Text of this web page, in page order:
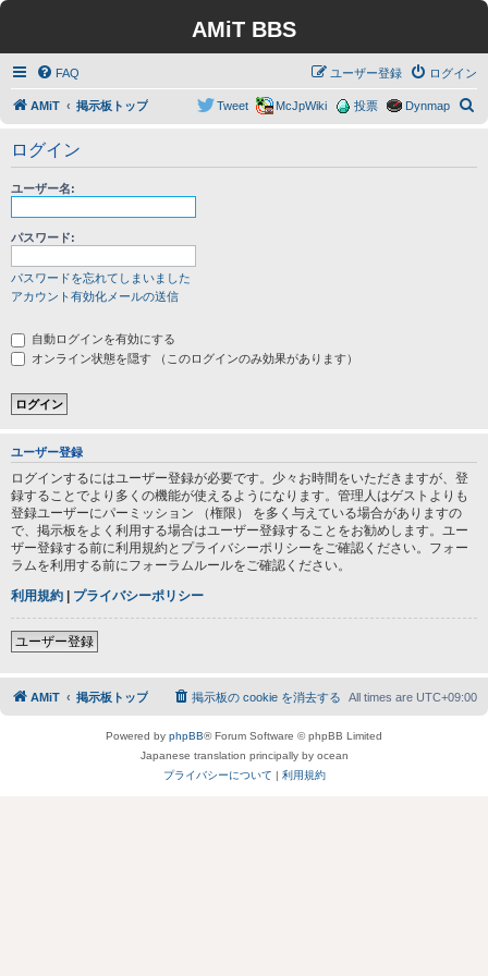
AMiT BBS
FAQ ログイン
ユーザー登録
AMiT 掲示板トップ Dynmap
投票
McJpWiki
Tweet
ログイン
ユーザー名:
パスワード:
パスワードを忘れてしまいました
アカウント有効化メールの送信
自動ログインを有効にする
オンライン状態を隠す （このログインのみ効果があります）
ユーザー登録
ログインするにはユーザー登録が必要です。少々お時間をいただきますが、登
録することでより多くの機能が使えるようになります。管理人はゲストよりも
登録ユーザーにパーミッション （権限） を多く与えている場合がありますの
で、掲示板をよく利用する場合はユーザー登録することをお勧めします。ユー
ザー登録する前に利用規約とプライバシーポリシーをご確認ください。フォー
ラムを利用する前にフォーラムルールをご確認ください。
利用規約 | プライバシーポリシー
ユーザー登録
AMiT 掲示板トップ All times are UTC+09:00
掲示板の cookie を消去する
Powered by phpBB® Forum Software © phpBB Limited
Japanese translation principally by ocean
プライバシーについて | 利用規約